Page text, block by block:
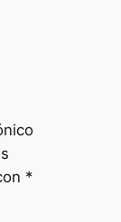
*